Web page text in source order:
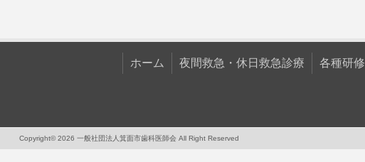
ホーム 夜間救急・休日救急診療 各種研
Copyright© 2026 一般社団法人箕面市歯科医師会 All Right Reserved